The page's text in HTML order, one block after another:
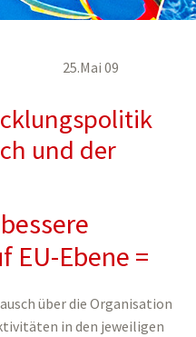
25.Mai 09
und der
EU-Ebene =
über die Organisation
in den jeweiligen